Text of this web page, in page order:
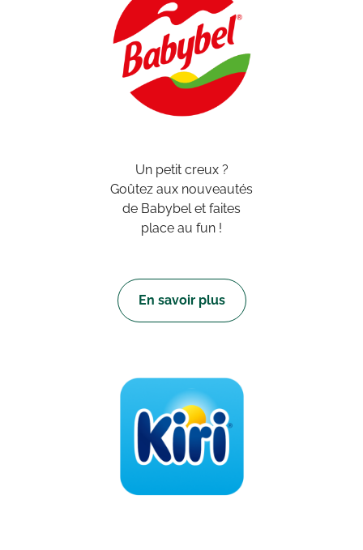
Un petit creux ?
Goûtez aux nouveautés
de Babybel et faites
place au fun !
En savoir plus